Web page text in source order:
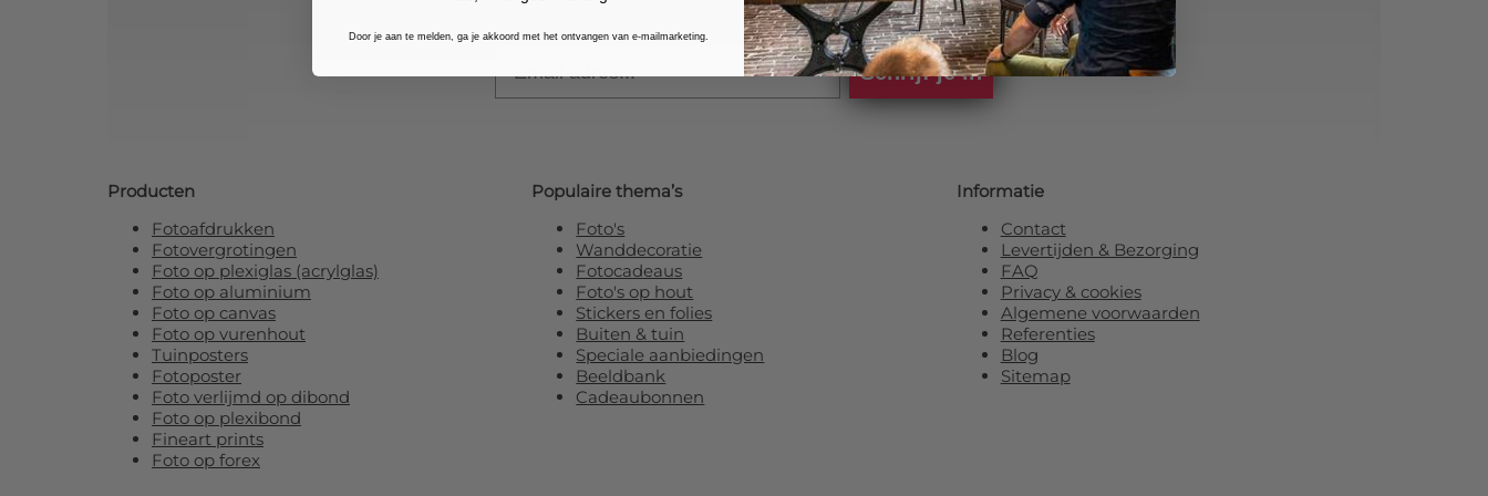
Schrijf je in
Producten
Fotoafdrukken
Fotovergrotingen
Foto op plexiglas (acrylglas)
Foto op aluminium
Foto op canvas
Foto op vurenhout
Tuinposters
Fotoposter
Foto verlijmd op dibond
Foto op plexibond
Fineart prints
Foto op forex
Populaire thema’s
Foto's
Wanddecoratie
Fotocadeaus
Foto's op hout
Stickers en folies
Buiten & tuin
Speciale aanbiedingen
Beeldbank
Cadeaubonnen
Informatie
Contact
Levertijden & Bezorging
FAQ
Privacy & cookies
Algemene voorwaarden
Referenties
Blog
Sitemap
Door je aan te melden, ga je akkoord met het ontvangen van e-mailmarketing.